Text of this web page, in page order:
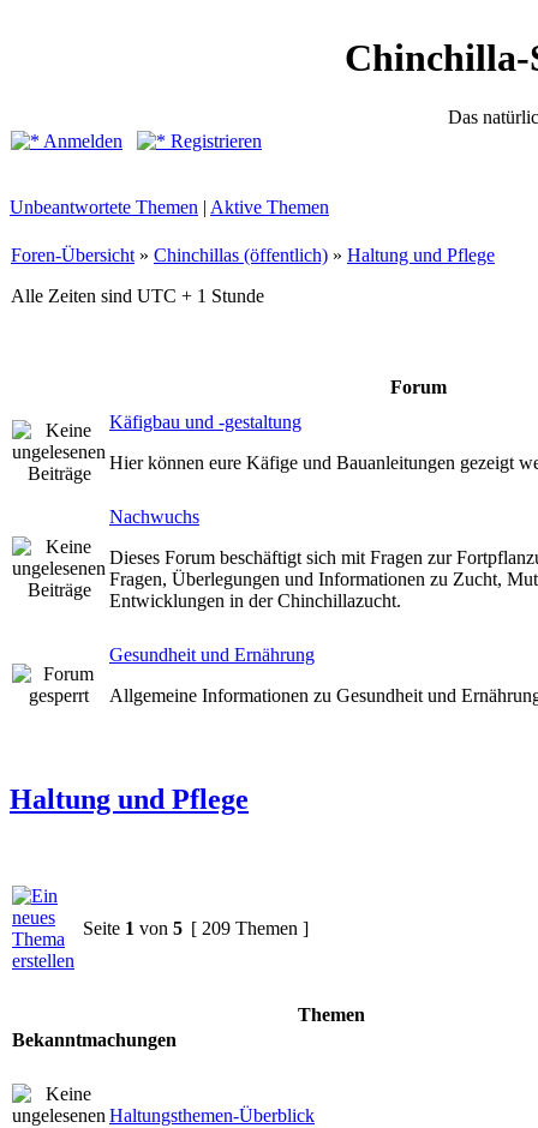
Chinchilla-
Das
Anmelden
Registrieren
Unbeantwortete Themen | Aktive Themen
Foren-Übersicht » Chinchillas (öffentlich) » Haltung und Pflege
Alle Zeiten sind UTC + 1 Stunde
Forum
Käfigbau und -gestaltung
Hier können eure Käfige und Bauanleitungen gezeigt
Nachwuchs
Dieses Forum beschäftigt sich mit Fragen zur
Fragen, Überlegungen und Informationen zu Zucht,
Entwicklungen in der Chinchillazucht.
Gesundheit und Ernährung
Allgemeine Informationen zu Gesundheit und
Haltung und Pflege
Seite 1 von 5 [ 209 Themen ]
Themen
Bekanntmachungen
Haltungsthemen-Überblick